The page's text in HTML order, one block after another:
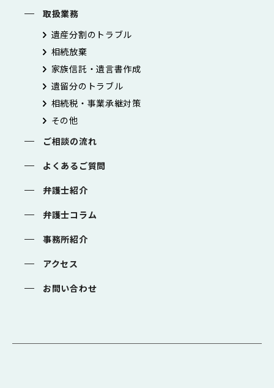
取扱業務
遺産分割のトラブル
相続放棄
家族信託・遺言書作成
遺留分のトラブル
相続税・事業承継対策
その他
ご相談の流れ
よくあるご質問
弁護士紹介
弁護士コラム
事務所紹介
アクセス
お問い合わせ